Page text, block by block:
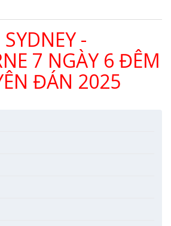
-
7 NGÀY 6 ĐÊM
ĐÁN 2025